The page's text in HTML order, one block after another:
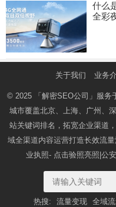
什么
全彩
关于我们 业务
© 2025 「解密SEO公司」 服务
城市覆盖北京、上海、广州、
站关键词排名，拓宽企业渠道
域全渠道内容运营打造长效流
业执照- 点击验照亮照 |公
热搜: 流量变现 全域